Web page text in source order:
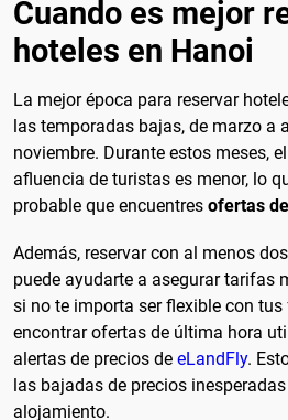
Cuando es mejor
hoteles en Hanoi
La mejor época para reservar
las temporadas bajas, de marzo a
noviembre. Durante estos meses,
afluencia de turistas es menor, lo
probable que encuentres ofertas
Además, reservar con al menos
puede ayudarte a asegurar tarifas
si no te importa ser flexible con tus
encontrar ofertas de última hora
alertas de precios de eLandFly.
las bajadas de precios
alojamiento.